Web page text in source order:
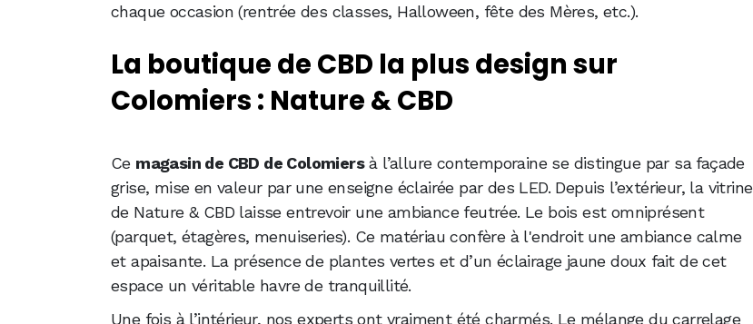
chaque occasion (rentrée des classes, Halloween, fête des Mères, etc.).
La boutique de CBD la plus design sur
Colomiers : Nature & CBD
Ce magasin de CBD de Colomiersà l’allure contemporaine se distingue par sa façade
grise, mise en valeur par une enseigne éclairée par des LED. Depuis l’extérieur, la vitrine
de Nature & CBD laisse entrevoir une ambiance feutrée. Le bois est omniprésent
(parquet, étagères, menuiseries). Ce matériau confère à l'endroit une ambiance calme
et apaisante. La présence de plantes vertes et d’un éclairage jaune doux fait de cet
espace un véritable havre de tranquillité.
Une fois à l’intérieur, nos experts ont vraiment été charmés. Le mélange du carrelage